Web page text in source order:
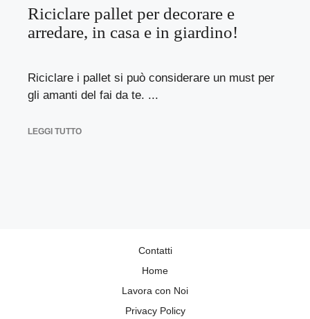
Riciclare pallet per decorare e
arredare, in casa e in giardino!
Riciclare i pallet si può considerare un must per
gli amanti del fai da te. ...
LEGGI TUTTO
Contatti
Home
Lavora con Noi
Privacy Policy